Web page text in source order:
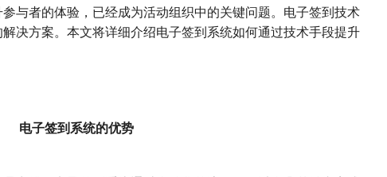
与者的体验，已经成为活动组织中的关键问题。电子签到技术
决方案。本文将详细介绍电子签到系统如何通过技术手段提升
电子签到系统的优势